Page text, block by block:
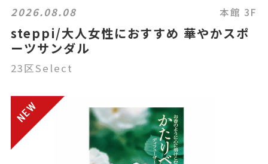
2026.08.08 本館 3F
steppi/大人女性におすすめ 華やかスポ
ーツサンダル
23区Select